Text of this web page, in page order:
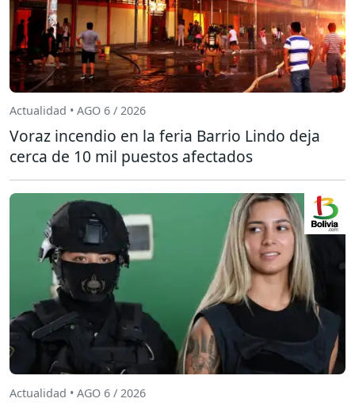
Actualidad • AGO 6 / 2026
Voraz incendio en la feria Barrio Lindo deja
cerca de 10 mil puestos afectados
Actualidad • AGO 6 / 2026